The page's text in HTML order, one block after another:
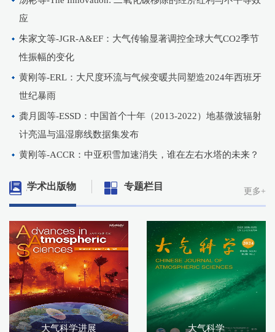
应
朱家文等-JGR-A&EF：大气传输显著调控全球大气CO2季节
性振幅的变化
黄刚等-ERL：大尺度环流与气候变暖共同塑造2024年西班牙
世纪暴雨
龚月圆等-ESSD：中国首个十年（2013-2022）地基微波辐射
计亮温与温湿廓线数据集发布
黄刚等-ACCR：中亚积雪加速消失，谁在左右水塔的未来？
学术出版物 专题栏目 更多+
大气科学进展 大气科学